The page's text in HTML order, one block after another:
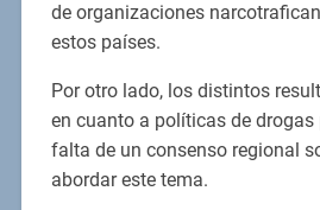
de organizaciones
estos países.
Por otro lado, los distintos
en cuanto a políticas de drogas
falta de un consenso regional
abordar este tema.